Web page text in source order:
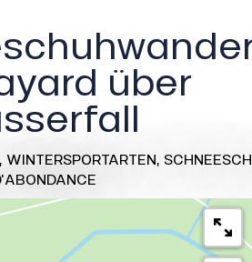
über
WINTERSPORTARTEN,